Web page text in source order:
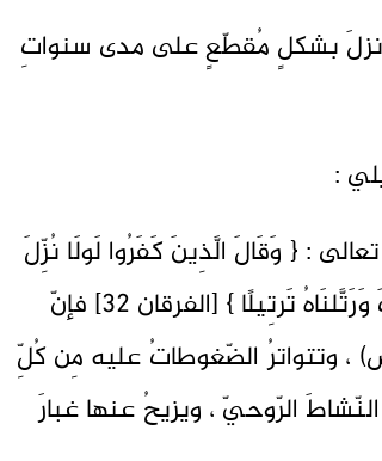
نزلَ بشكلٍ مُقطّعٍ على مدى سنواتِ
:
: { وَقَالَ الَّذِينَ كَفَرُوا لَولَا نُزِّلَ
عَلَيهِ القُرآَنُ جُملَةً وَاحِدَةً كَذَلِكَ لِنُثَبِّتَ بِهِ فُؤَادَكَ وَرَتَّلنَاهُ تَرتِيلًا } [الفرقان 32] فإنّ
، وتتواترُ الضّغوطاتُ عليه مِن كُلِّ
الرّوحيّ ، ويزيحُ عنها غبارَ